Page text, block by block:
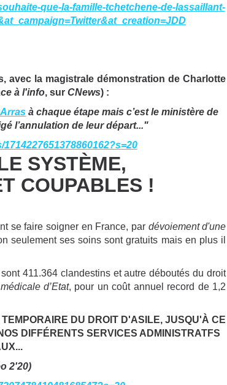
que-la-famille-tchetchene-de-lassaillant-
avec la magistrale démonstration de Charlotte
à l'info, sur CNews) :
à chaque étape mais c’est le ministère de
l’annulation de leur départ..."
SYSTÈME,
COUPABLES !
se faire soigner en France, par dévoiement d'une
seulement ses soins sont gratuits mais en plus il
411.364 clandestins et autre déboutés du droit
d’Etat, pour un coût annuel record de 1,2
DU DROIT D'ASILE, JUSQU'À CE
DIFFÉRENTS SERVICES ADMINISTRATFS
2'20)